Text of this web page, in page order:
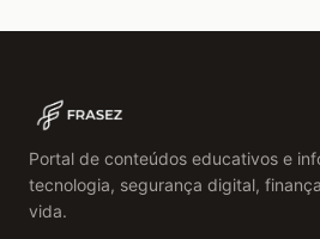
Portal de conteúdos educativos e
tecnologia, segurança digital,
vida.